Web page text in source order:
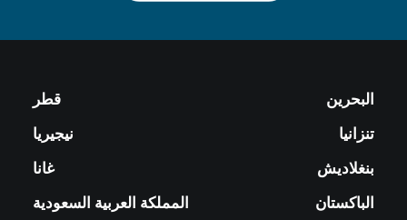
البحرين
تنزانيا
بنغلاديش
الباكستان
قطر
نيجيريا
غانا
المملكة العربية السعودية